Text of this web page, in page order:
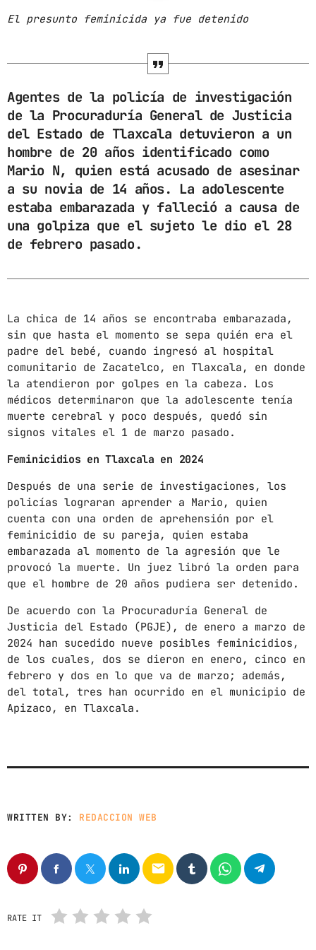
marzo 2025
febrero 2025
enero 2025
diciembre 2024
noviembre 2024
octubre 2024
septiembre 2024
junio 2024
mayo 2024
abril 2024
marzo 2024
febrero 2024
CATEGORÍAS
Blog
Gobierno de Hermosillo
Gobierno de Sonora
Hermosillo
News
Noticias
Sonora
MUERE ADOLESCENTE EMBARAZADA A
10:00 AM - 12:00 PM
El presunto feminicida ya fue detenido
Agentes de la policía de investigación
de la Procuraduría General de Justicia
del Estado de Tlaxcala detuvieron a un
hombre de 20 años identificado como
Mario N, quien está acusado de asesinar
a su novia de 14 años. La adolescente
estaba embarazada y falleció a causa de
una golpiza que el sujeto le dio el 28
de febrero pasado.
La chica de 14 años se encontraba embarazada,
sin que hasta el momento se sepa quién era el
padre del bebé, cuando ingresó al hospital
comunitario de Zacatelco, en Tlaxcala, en donde
la atendieron por golpes en la cabeza. Los
médicos determinaron que la adolescente tenía
muerte cerebral y poco después, quedó sin
signos vitales el 1 de marzo pasado.
Feminicidios en Tlaxcala en 2024
Después de una serie de investigaciones, los
policías lograran aprender a Mario, quien
cuenta con una orden de aprehensión por el
feminicidio de su pareja, quien estaba
embarazada al momento de la agresión que le
provocó la muerte. Un juez libró la orden para
que el hombre de 20 años pudiera ser detenido.
De acuerdo con la Procuraduría General de
Justicia del Estado (PGJE), de enero a marzo de
2024 han sucedido nueve posibles feminicidios,
de los cuales, dos se dieron en enero, cinco en
febrero y dos en lo que va de marzo; además,
del total, tres han ocurrido en el municipio de
Apizaco, en Tlaxcala.
WRITTEN BY: REDACCION WEB
email
RATE IT